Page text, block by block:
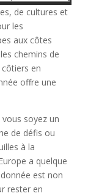
de cultures et
les
aux côtes
chemins de
en
offre une
soyez un
de défis ou
à la
a quelque
est non
rester en